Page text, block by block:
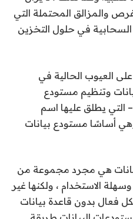
والمزالق المحتملة التي
في حلول التخزين
العيوب الحالية في
وتنظيم مستودع
التي يطلق عليها اسم
أساسًا مستودع بيانات
هي مجرد مجموعة من
الاستخدام ، ولكنها غير
فعال بدون قاعدة بيانات